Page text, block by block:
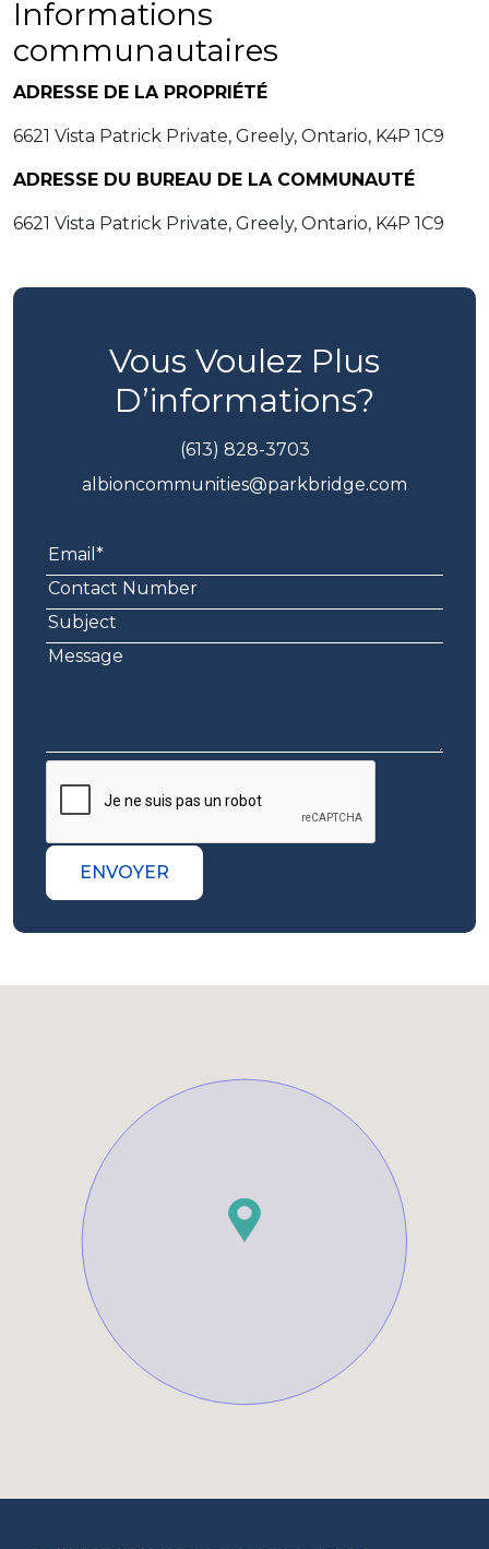
Informations
communautaires
ADRESSE DE LA PROPRIÉTÉ
6621 Vista Patrick Private, Greely, Ontario, K4P 1C9
ADRESSE DU BUREAU DE LA COMMUNAUTÉ
6621 Vista Patrick Private, Greely, Ontario, K4P 1C9
Vous Voulez Plus
D’informations?
(613) 828-3703
albioncommunities@parkbridge.com
ENVOYER